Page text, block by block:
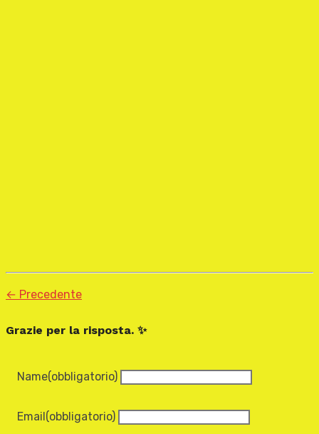
← Precedente
Grazie per la risposta. ✨
Name(obbligatorio)
Email(obbligatorio)